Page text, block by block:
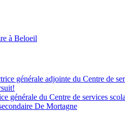
à Beloeil
générale adjointe du Centre de
générale du Centre de services
De Mortagne